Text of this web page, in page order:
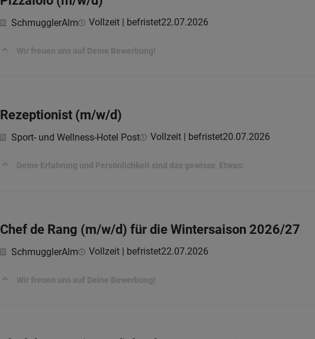
SchmugglerAlm Vollzeit | befristet22.07.2026
Wir freuen uns auf Deine Bewerbung!
Rezeptionist (m/w/d)
Sport- und Wellness-Hotel Post Vollzeit | befristet20.07.2026
Deine Erfahrung und Persönlichkeit sind das gewisse Etwas:
Chef de Rang (m/w/d) für die Wintersaison 2026/27
SchmugglerAlm Vollzeit | befristet22.07.2026
Wir freuen uns auf Deine Bewerbung!